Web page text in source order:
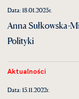
Data: 18.01.2023r.
Anna Sułkowska-
Polityki
Aktualności
Data: 15.11.2022r.